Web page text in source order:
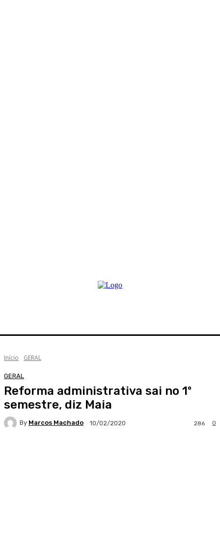
Início GERAL
GERAL
Reforma administrativa sai no 1º
semestre, diz Maia
By Marcos Machado 10/02/2020 0
286